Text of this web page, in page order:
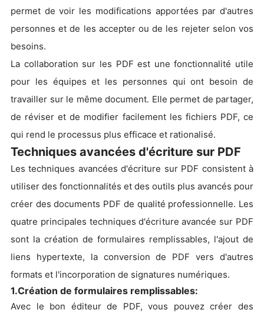
permet de voir les modifications apportées par d'autres
personnes et de les accepter ou de les rejeter selon vos
besoins.
La collaboration sur les PDF est une fonctionnalité utile
pour les équipes et les personnes qui ont besoin de
travailler sur le même document. Elle permet de partager,
de réviser et de modifier facilement les fichiers PDF, ce
qui rend le processus plus efficace et rationalisé.
Techniques avancées d'écriture sur PDF
Les techniques avancées d'écriture sur PDF consistent à
utiliser des fonctionnalités et des outils plus avancés pour
créer des documents PDF de qualité professionnelle. Les
quatre principales techniques d'écriture avancée sur PDF
sont la création de formulaires remplissables, l'ajout de
liens hypertexte, la conversion de PDF vers d'autres
formats et l'incorporation de signatures numériques.
1.Création de formulaires remplissables:
Avec le bon éditeur de PDF, vous pouvez créer des